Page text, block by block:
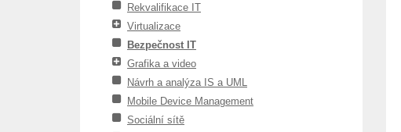
Rekvalifikace IT
Virtualizace
Bezpečnost IT
Grafika a video
Návrh a analýza IS a UML
Mobile Device Management
Sociální sítě